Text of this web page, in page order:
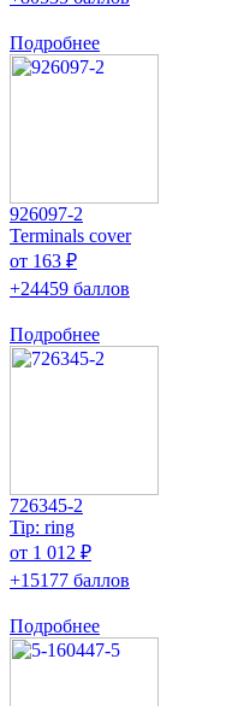
Подробнее
926097-2
Terminals cover
от 163 ₽
+24459 баллов
Подробнее
726345-2
Tip: ring
от 1 012 ₽
+15177 баллов
Подробнее